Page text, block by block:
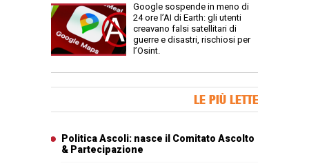
Google sospende in meno di
24 ore l’AI di Earth: gli utenti
creavano falsi satellitari di
guerre e disastri, rischiosi per
l’Osint.
LE PIÙ LETTE
Politica Ascoli: nasce il Comitato Ascolto
& Partecipazione